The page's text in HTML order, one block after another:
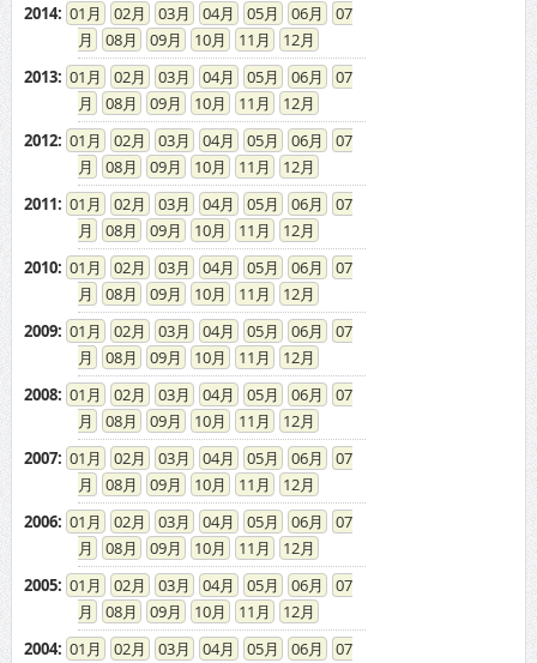
2014: 01 02 03 04 05 06
07
08
09 10 11
12
2013: 01 02 03 04 05 06
07
08
09 10 11
12
2012: 01 02 03 04 05 06
07
08
09 10 11
12
2011: 01 02 03 04 05 06
07
08
09 10 11
12
2010: 01 02 03 04 05 06
07
08
09 10 11
12
2009: 01 02 03 04 05 06
07
08
09 10 11
12
2008: 01 02 03 04 05 06
07
08
09 10 11
12
2007: 01 02 03 04 05 06
07
08
09 10 11
12
2006: 01 02 03 04 05 06
07
08
09 10 11
12
2005: 01 02 03 04 05 06
07
08
09 10 11
12
2004: 01 02 03 04 05 06
07